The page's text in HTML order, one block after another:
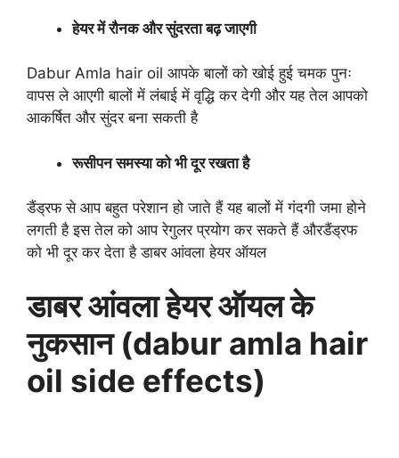
हेयर में रौनक और सुंदरता बढ़ जाएगी
Dabur Amla hair oil आपके बालों को खोई हुई चमक पुनः
वापस ले आएगी बालों में लंबाई में वृद्धि कर देगी और यह तेल आपको
आकर्षित और सुंदर बना सकती है
रूसीपन समस्या को भी दूर रखता है
डैंड्रफ से आप बहुत परेशान हो जाते हैं यह बालों में गंदगी जमा होने
लगती है इस तेल को आप रेगुलर प्रयोग कर सकते हैं औरडैंड्रफ
को भी दूर कर देता है डाबर आंवला हेयर ऑयल
डाबर आंवला हेयर ऑयल के
नुकसान (dabur amla hair
oil side effects)